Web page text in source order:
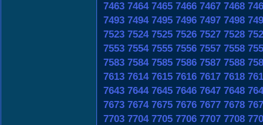
7463 7464 7465 7466 7467 7468
7493 7494 7495 7496 7497 7498
7523 7524 7525 7526 7527 7528
7553 7554 7555 7556 7557 7558
7583 7584 7585 7586 7587 7588
7613 7614 7615 7616 7617 7618
7643 7644 7645 7646 7647 7648
7673 7674 7675 7676 7677 7678
7703 7704 7705 7706 7707 7708